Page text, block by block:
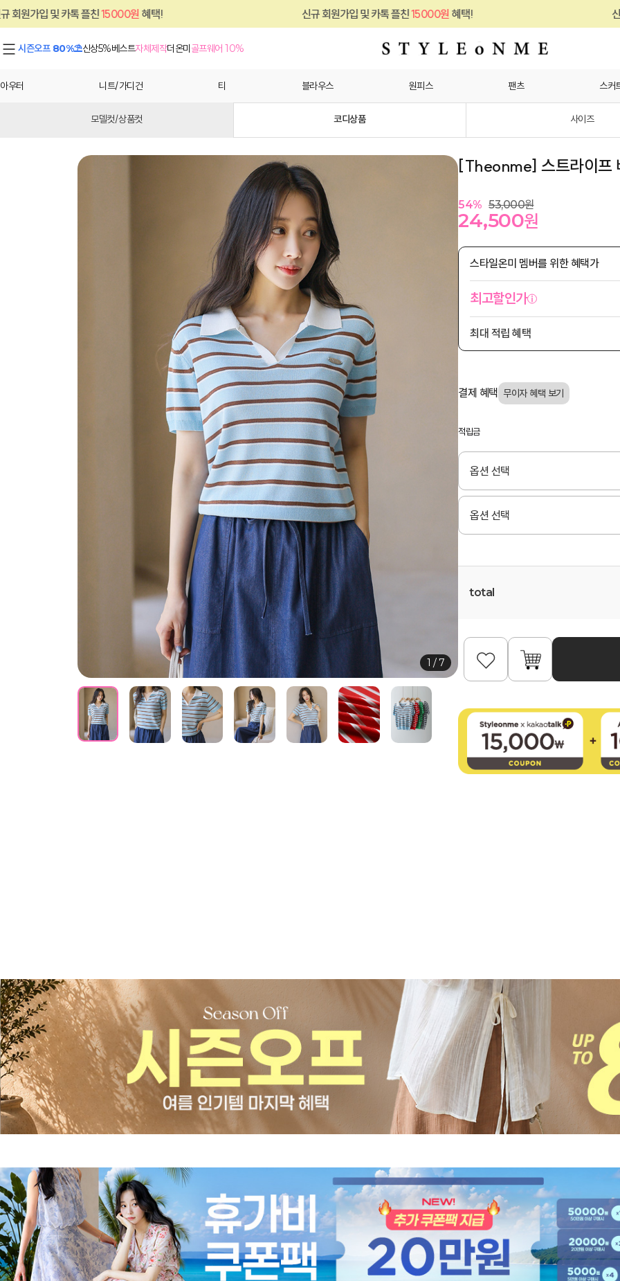
15000원혜택! 신규 회원가입 및 카톡 플친15000원혜택! 신규 회원가입 및 카톡 플
시즌오프 80%⛱신상5%베스트자체제작더온미골프웨어 10%
아우터 니트/가디건 티 블라우스 원피스 팬츠 스커
모델컷/상품컷 코디상품 사이즈
1 / 7
[Theonme] 스트라이프
54% 53,000원
24,500원
스타일온미 멤버를 위한 혜택가
최고할인가
최대 적립 혜택
결제 혜택
적립금
total